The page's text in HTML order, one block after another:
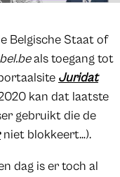
Belgische Staat of
als toegang tot
Juridat
kan dat laatste
gebruikt die de
niet blokkeert…).
dag is er toch al